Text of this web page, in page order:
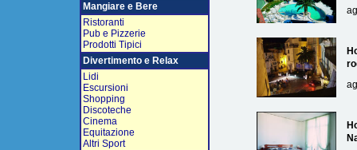
Mangiare e Bere
Ristoranti
Pub e Pizzerie
Prodotti Tipici
Divertimento e Relax
Lidi
Escursioni
Shopping
Discoteche
Cinema
Equitazione
Altri Sport